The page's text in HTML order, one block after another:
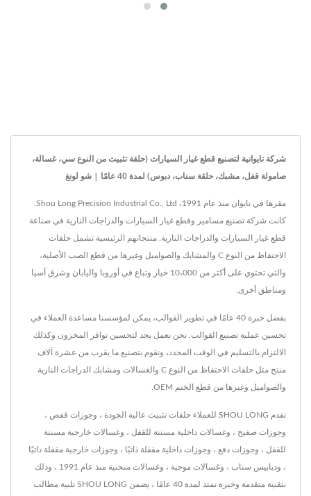
شركة تايوانية لتصنيع قطع غيار السيارات (حلقة تثبيت من النوع سي، غسالة،
صامولة قفل، مشبك، حلقة سناب، دبوس) لمدة 40 عامًا | شو لونغ
كانت شركة تصنيع مسامير وقطع غيار السيارات والدراجات النارية في صناعة
قطع غيار السيارات والدراجات النارية. منتجاتهم الرئيسية تشمل حلقات
الاحتفاظ من النوع C والمشابك والصواميل وغيرها من قطع الصب الأصلية،
والتي تحتوي على أكثر من 10،000 خيار وتباع في أوروبا واليابان وشرق آسيا
ومناطق أخرى.
بفضل خبرة 40 عامًا في تطوير القوالب، يمكن لمؤسسنا مساعدة العملاء في
تحسين عملية تصنيع القوالب. نحن نعمل بجد لتحسين توافر المخزون وكذلك
الالتزام بالتسليم في الوقت المحدد، ونقوم بتصنيع ما يقرب من عشرة آلاف
منتج مثل حلقات الاحتفاظ من النوع C والغسالات ومشابك الدراجات النارية
والصواميل وغيرها من قطع الختم OEM.
تقدم SHOU LONG للعملاء حلقات تثبيت عالية الجودة ، وجوزات قفص ،
وجوزات صفيح ، وغسالات داخلية مسننة للقفل ، وغسالات خارجية مسننة
للقفل ، وجوزات دفع ، وجوزات داخلية مقفلة ذاتيًا ، وجوزات خارجية مقفلة ذاتيًا
، ودبابيس سناب ، وغسالات موجية ، وغسالات منحنية منذ عام 1991 ، وذلك
بتقنية متقدمة وخبرة تمتد لمدة 40 عامًا ، يضمن SHOU LONG تلبية مطالب